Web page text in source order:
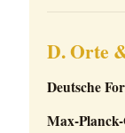
D. Orte
Deutsche
Max-